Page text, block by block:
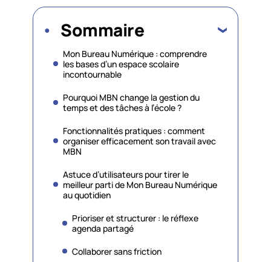
Sommaire
Mon Bureau Numérique : comprendre
les bases d’un espace scolaire
incontournable
Pourquoi MBN change la gestion du
temps et des tâches à l’école ?
Fonctionnalités pratiques : comment
organiser efficacement son travail avec
MBN
Astuce d’utilisateurs pour tirer le
meilleur parti de Mon Bureau Numérique
au quotidien
Prioriser et structurer : le réflexe
agenda partagé
Collaborer sans friction